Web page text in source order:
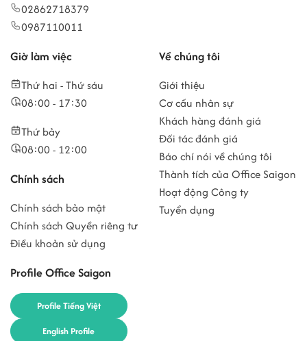
02862718379
0987110011
Giờ làm việc
Thứ hai - Thứ sáu
08:00 - 17:30
Thứ bảy
08:00 - 12:00
Chính sách
Chính sách bảo mật
Chính sách Quyền riêng tư
Điều khoản sử dụng
Profile Office Saigon
Profile Tiếng Việt
English Profile
Về chúng tôi
Giới thiệu
Cơ cấu nhân sự
Khách hàng đánh giá
Đối tác đánh giá
Báo chí nói về chúng tôi
Thành tích của Office Saigon
Hoạt động Công ty
Tuyển dụng